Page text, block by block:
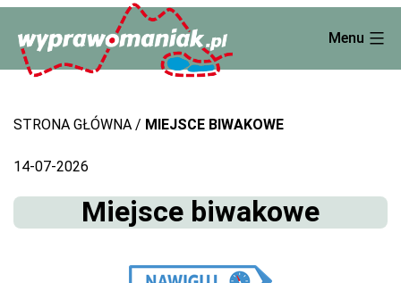
content
Menu
STRONA GŁÓWNA MIEJSCE BIWAKOWE
14-07-2026
Miejsce biwakowe